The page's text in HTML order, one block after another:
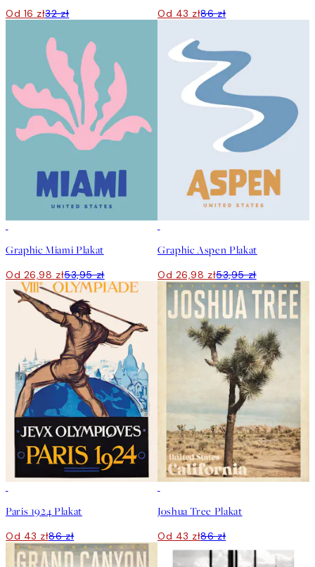
Od 16 zł32 zł Od 43 zł86 zł
Graphic Miami Plakat
Od 26,98 zł53,95 zł
Graphic Aspen Plakat
Od 26,98 zł53,95 zł
Paris 1924 Plakat
Od 43 zł86 zł
Joshua Tree Plakat
Od 43 zł86 zł